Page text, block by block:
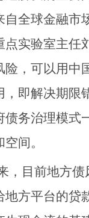
自全球金融市
点实验室主任
险，可以用中
，即解决期限
债务治理模式
间。
目前地方债
地方平台的贷